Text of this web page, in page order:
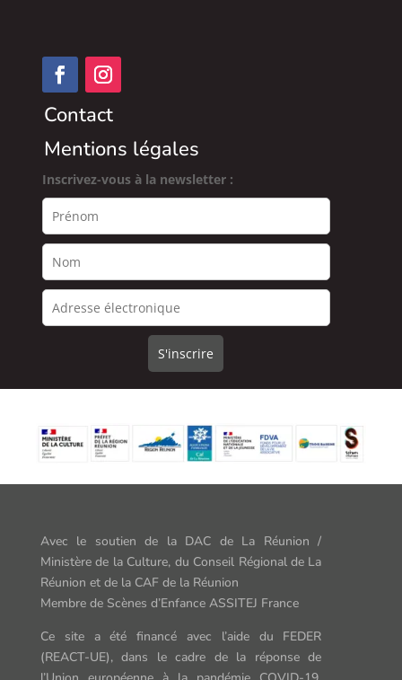
Contact
Mentions légales
Inscrivez-vous à la newsletter :
Avec le soutien de la DAC de La Réunion /
Ministère de la Culture, du Conseil Régional de La
Réunion et de la CAF de la Réunion
Membre de Scènes d’Enfance ASSITEJ France
Ce site a été financé avec l’aide du FEDER
(REACT-UE),dans le cadre de la réponse de